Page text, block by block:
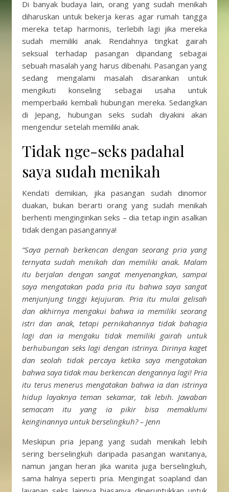
Di banyak budaya lain, orang yang sudah menikah
diharuskan untuk bekerja keras agar rumah tangga
mereka tetap harmonis, terlebih lagi jika mereka
sudah memiliki anak. Rendahnya tingkat gairah
seksual terhadap pasangan dipandang sebagai
sebuah masalah yang harus dibenahi. Pasangan yang
sedang mengalami masalah disarankan untuk
mengikuti konseling sebagai usaha untuk
memperbaiki kembali hubungan mereka. Sedangkan
di Jepang, hubungan seks sudah diyakini akan
mengendur setelah memiliki anak.
Tidak nge-seks padahal
saya sudah menikah
Kendati demikian, jika pasangan sudah dinomor
duakan, bukan berarti orang yang sudah menikah
berhenti menginginkan seks – dia tetap ingin asalkan
tidak dengan pasangannya!
“Saya pernah berkencan dengan seorang pria yang
ternyata sudah menikah dan memiliki anak. Malam
itu berjalan dengan sangat menyenangkan, sampai
saya mengatakan pada pria itu bahwa saya sangat
menjunjung tinggi kejujuran. Pria itu mulai gelisah
dan akhirnya mengakui bahwa ia memiliki seorang
istri dan anak, tetapi pernikahannya tidak bahagia
lagi dan ia mengaku tidak memiliki gairah untuk
berhubungan seks lagi dengan istrinya. Dirinya kaget
dan seolah tidak percaya ketika saya mengatakan
bahwa saya tidak mau berkencan dengannya lagi! Pria
itu terus menerus mengatakan bahwa ia dan istrinya
hidup layaknya teman sekamar, tak lebih. Jawaban
semacam itu yang ia pikir bisa memaklumi
keinginannya untuk berselingkuh? – Jenn
Meskipun pria Jepang yang sudah menikah lebih
sering berselingkuh daripada pasangan wanitanya,
namun jangan heran jika wanita juga berselingkuh,
sama halnya seperti pria. Mengingat soapland dan